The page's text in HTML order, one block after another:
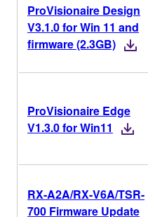
ProVisionaire Design
V3.1.0 for Win 11 and
firmware (2.3GB)
ProVisionaire Edge
V1.3.0 for Win11
RX-A2A/RX-V6A/TSR-
700 Firmware Update